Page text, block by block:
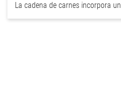
La cadena de carnes incorpora